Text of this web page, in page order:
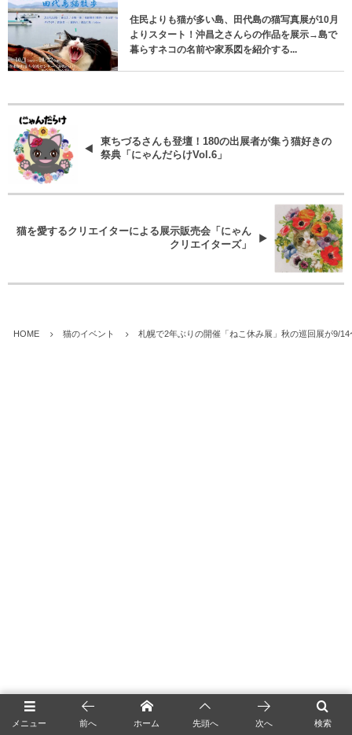
住民よりも猫が多い島、田代島の猫写真展が10月
よりスタート！沖昌之さんらの作品を展示→島で
暮らすネコの名前や家系図を紹介する...
東ちづるさんも登壇！180の出展者が集う猫好きの
祭典「にゃんだらけVol.6」
猫を愛するクリエイターによる展示販売会「にゃん
クリエイターズ」
HOME 猫のイベント 札幌で2年ぶりの開催「ねこ休み展」秋の巡回展が9/
メニュー 検索
前へ ホーム 先頭へ 次へ